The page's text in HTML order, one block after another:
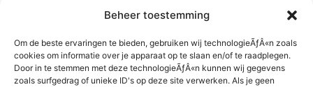
Beheer toestemming
Om de beste ervaringen te bieden, gebruiken wij technologieÃƒÂ«n zoals
cookies om informatie over je apparaat op te slaan en/of te raadplegen.
Door in te stemmen met deze technologieÃƒÂ«n kunnen wij gegevens
zoals surfgedrag of unieke ID's op deze site verwerken. Als je geen
Nieuws